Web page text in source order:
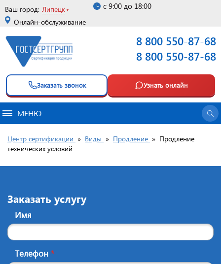
Ваш город: Липецк
Онлайн-обслуживание
с 9:00 до 18:00
8 800 550-87-68
8 800 550-87-68
Заказать звонок Узнать онлайн
МЕНЮ
Центр сертификации » Виды » Продление » Продление
технических условий
Заказать услугу
Имя
Телефон *